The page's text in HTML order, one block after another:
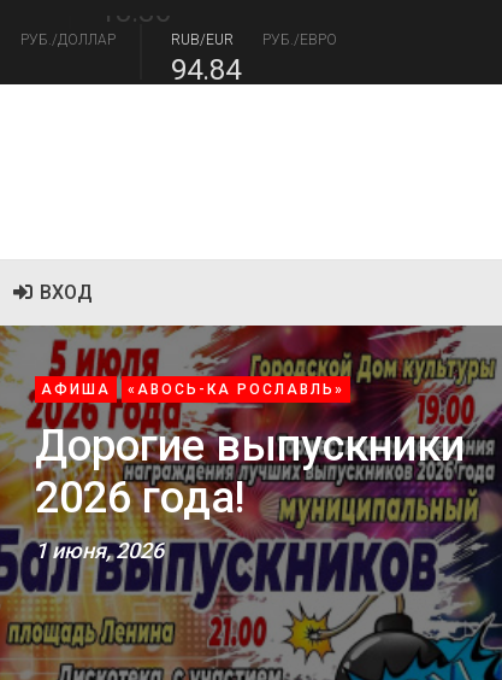
РУБ./ДОЛЛАР RUB/EUR РУБ./ЕВРО
94.84
ВХОД
АФИША «АВОСЬ-КА РОСЛАВЛЬ»
Дорогие выпускники
2026 года!
1 июня, 2026